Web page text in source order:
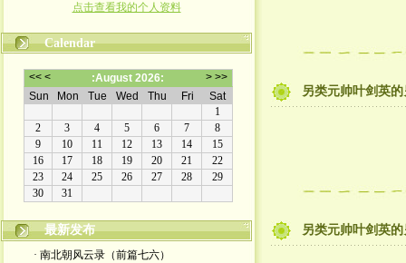
点击查看我的个人资料
Calendar
最新发布
· 南北朝风云录（前篇七六）
另类元帅叶剑英
另类元帅叶剑英